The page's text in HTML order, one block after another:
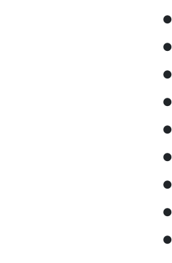
●
●
●
●
●
●
●
●
●